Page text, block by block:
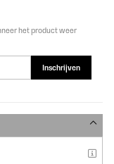
het product weer
Inschrijven